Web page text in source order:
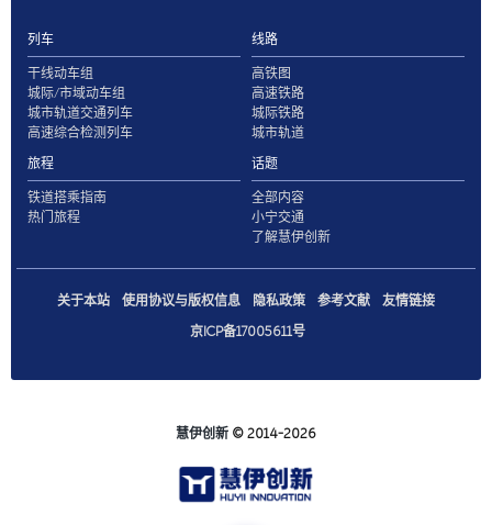
列车
干线动车组
城际/市域动车组
城市轨道交通列车
高速综合检测列车
线路
高铁图
高速铁路
城际铁路
城市轨道
旅程
铁道搭乘指南
热门旅程
话题
全部内容
小宁交通
了解慧伊创新
关于本站 使用协议与版权信息 隐私政策 参考文献
友情链接
京ICP备17005611号
慧伊创新 © 2014-2026